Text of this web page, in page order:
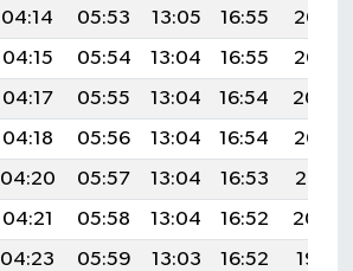
04:14 05:53 13:05 16:55
20:06
04:15 05:54 13:04 16:55
20:05
04:17 05:55 13:04 16:54
20:04
04:18 05:56 13:04 16:54
20:02
04:20 05:57 13:04 16:53
20:01
04:21 05:58 13:04 16:52
20:00
04:23 05:59 13:03 16:52
19:58